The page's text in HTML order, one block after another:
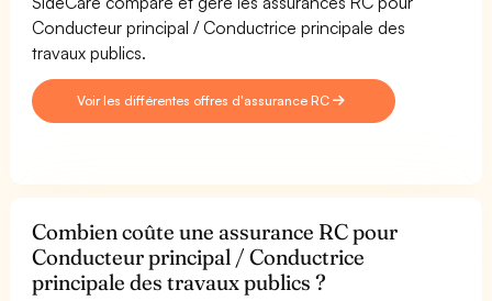
Conducteur principal / Conductrice principale des
travaux publics.
Voir les différentes offres d'assurance RC
Combien coûte une assurance RC pour
Conducteur principal / Conductrice
principale des travaux publics ?